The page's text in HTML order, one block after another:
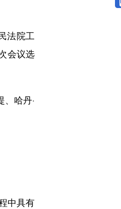
法院工
会议选
哈丹·
中具有